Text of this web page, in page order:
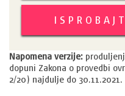
Napomena verzije:
dopuni Zakona o provedbi
2/20) najdulje do 30.11.2021.